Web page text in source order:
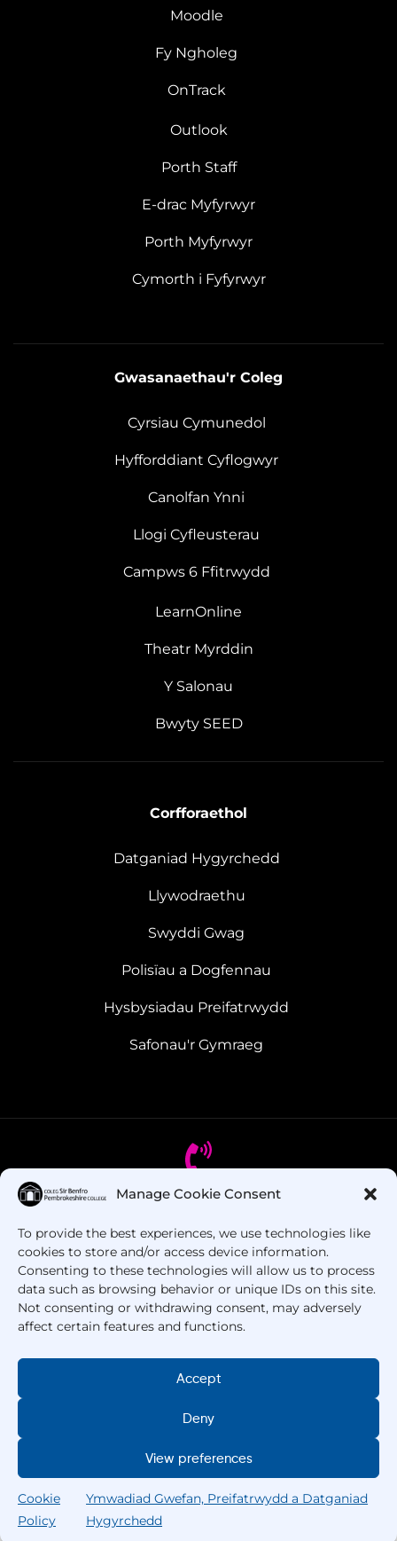
Manage Cookie Consent
To provide the best experiences, we use technologies like
cookies to store and/or access device information.
Consenting to these technologies will allow us to process
data such as browsing behavior or unique IDs on this site.
Not consenting or withdrawing consent, may adversely
affect certain features and functions.
Accept
Deny
View preferences
Cookie
Policy
Ymwadiad Gwefan, Preifatrwydd a Datganiad
Hygyrchedd
Moodle
Fy Ngholeg
OnTrack
Outlook
Porth Staff
E-drac Myfyrwyr
Porth Myfyrwyr
Cymorth i Fyfyrwyr
Gwasanaethau'r Coleg
Cyrsiau Cymunedol
Hyfforddiant Cyflogwyr
Canolfan Ynni
Llogi Cyfleusterau
Campws 6 Ffitrwydd
LearnOnline
Theatr Myrddin
Y Salonau
Bwyty SEED
Corfforaethol
Datganiad Hygyrchedd
Llywodraethu
Swyddi Gwag
Polisïau a Dogfennau
Hysbysiadau Preifatrwydd
Safonau'r Gymraeg
+44 1437 753 000
Coleg Sir Benfro
Gartref